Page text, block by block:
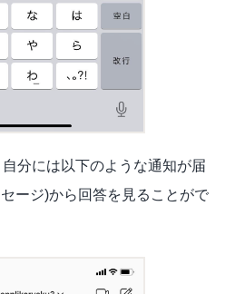
分には以下のような通知が届
ージ)から回答を見ることがで